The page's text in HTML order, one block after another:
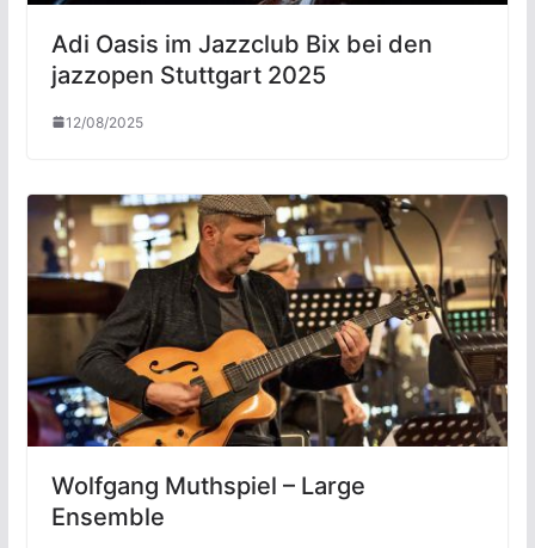
Adi Oasis im Jazzclub Bix bei den
jazzopen Stuttgart 2025
12/08/2025
Wolfgang Muthspiel – Large
Ensemble